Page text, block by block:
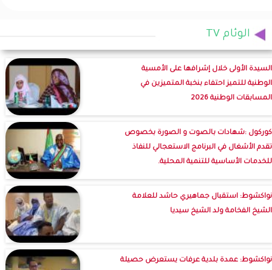
الوئام TV
السيدة الأولى خلال إشرافها على الأمسية
الوطنية للتميز احتفاء بنخبة المتميزين في
المسابقات الوطنية 2026
كوركول :شهادات بالصوت و الصورة بخصوص
تقدم الأشغال في البرنامج الاستعجالي للنفاذ
للخدمات الأساسية للتنمية المحلية.
نواكشوط: استقبال جماهيري حاشد للعلامة
الشيخ الفخامة ولد الشيخ سيديا
نواكشوط: عمدة بلدية عرفات يستعرض حصيلة